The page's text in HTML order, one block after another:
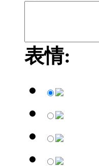
表情: